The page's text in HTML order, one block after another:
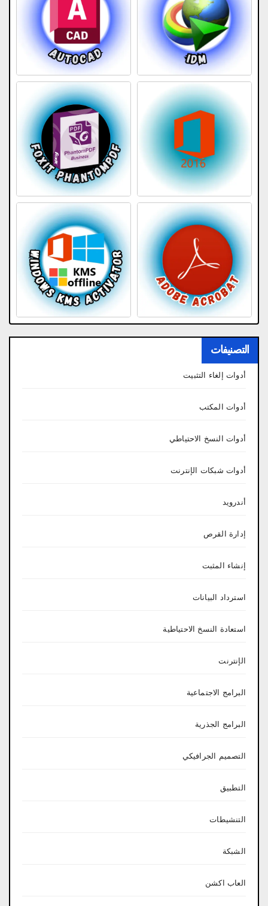
التصنيفات
أدوات إلغاء التثبيت
أدوات المكتب
أدوات النسخ الاحتياطي
أدوات شبكات الإنترنت
أندرويد
إدارة القرص
إنشاء المثبت
استرداد البيانات
استعادة النسخ الاحتياطية
الإنترنت
البرامج الاجتماعية
البرامج الجذرية
التصميم الجرافيكي
التطبيق
التنشيطات
الشبكة
العاب اكشن